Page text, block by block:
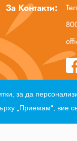
за да
„Приемам“, вие
За Контакти: